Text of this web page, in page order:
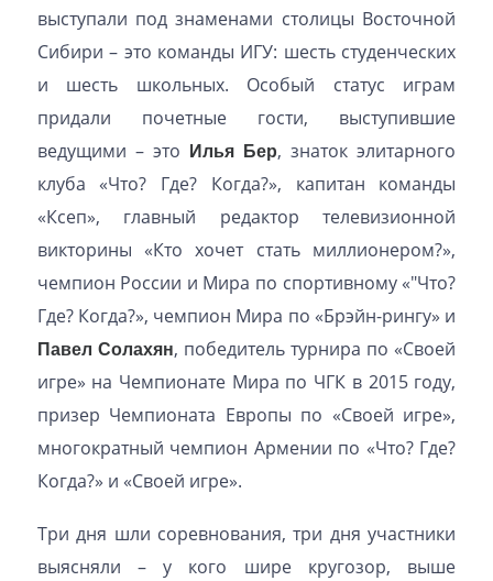
выступали под знаменами столицы Восточной
Сибири – это команды ИГУ: шесть студенческих
и шесть школьных. Особый статус играм
придали почетные гости, выступившие
ведущими – это Илья Бер, знаток элитарного
клуба «Что? Где? Когда?», капитан команды
«Ксеп», главный редактор телевизионной
викторины «Кто хочет стать миллионером?»,
чемпион России и Мира по спортивному «"Что?
Где? Когда?», чемпион Мира по «Брэйн-рингу» и
Павел Солахян, победитель турнира по «Своей
игре» на Чемпионате Мира по ЧГК в 2015 году,
призер Чемпионата Европы по «Своей игре»,
многократный чемпион Армении по «Что? Где?
Когда?» и «Своей игре».
Три дня шли соревнования, три дня участники
выясняли – у кого шире кругозор, выше